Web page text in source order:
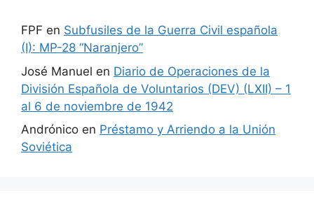
FPF en Subfusiles de la Guerra Civil española
(I): MP-28 “Naranjero”
José Manuel en Diario de Operaciones de la
División Española de Voluntarios (DEV) (LXII) – 1
al 6 de noviembre de 1942
Andrónico en Préstamo y Arriendo a la Unión
Soviética